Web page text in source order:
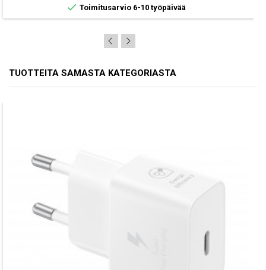
 Toimitusarvio 6-10 työpäivää
TUOTTEITA SAMASTA KATEGORIASTA